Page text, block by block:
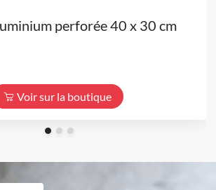
perforée 40 x 30 cm
Voir sur la boutique